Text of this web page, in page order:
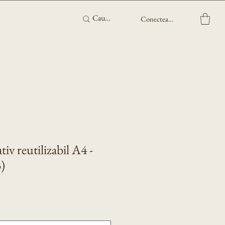
Conectează-te
reutilizabil A4 -